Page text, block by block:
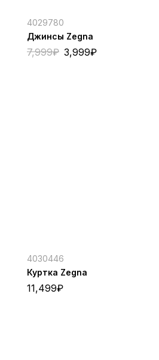
4029780
Джинсы Zegna
7,999₽ 3,999₽
4030446
Куртка Zegna
11,499₽